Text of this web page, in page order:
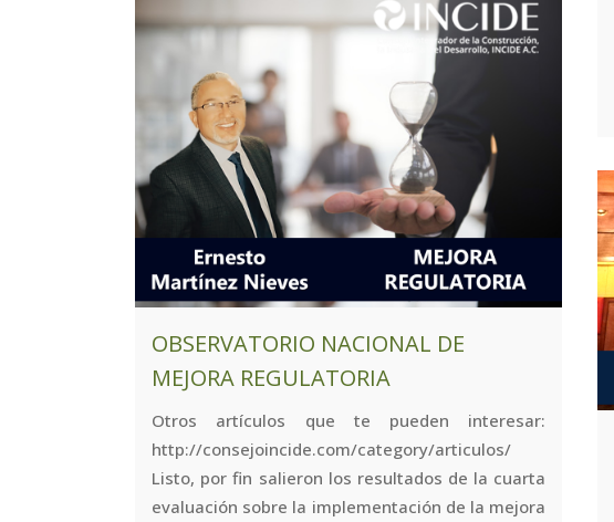
OBSERVATORIO NACIONAL DE
MEJORA REGULATORIA
Otros artículos que te pueden interesar:
http://consejoincide.com/category/articulos/
Listo, por fin salieron los resultados de la cuarta
evaluación sobre la implementación de la mejora